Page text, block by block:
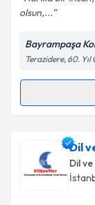
Metni
olsun,...
Bayrampaşa
Terazidere, 60.
Dr. Öğr.
takvimi
almanız
Dil
Dil